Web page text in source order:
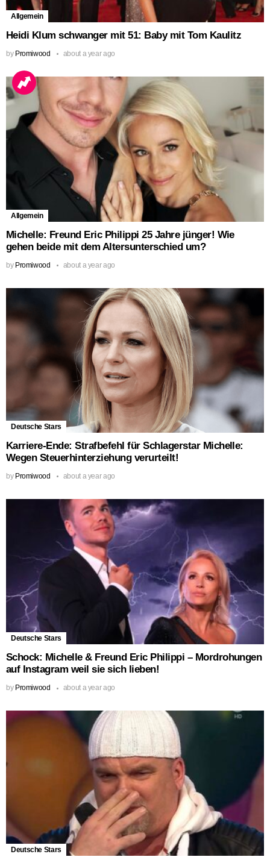
Allgemein
Heidi Klum schwanger mit 51: Baby mit Tom Kaulitz
by Promiwood about a year ago
Allgemein
Michelle: Freund Eric Philippi 25 Jahre jünger! Wie
gehen beide mit dem Altersunterschied um?
by Promiwood about a year ago
Deutsche Stars
Karriere-Ende: Strafbefehl für Schlagerstar Michelle:
Wegen Steuerhinterziehung verurteilt!
by Promiwood about a year ago
Deutsche Stars
Schock: Michelle & Freund Eric Philippi – Mordrohungen
auf Instagram weil sie sich lieben!
by Promiwood about a year ago
Deutsche Stars